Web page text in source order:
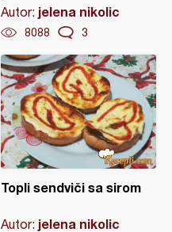
Autor: jelena nikolic
8088 3
Topli sendviči sa sirom
Autor: jelena nikolic